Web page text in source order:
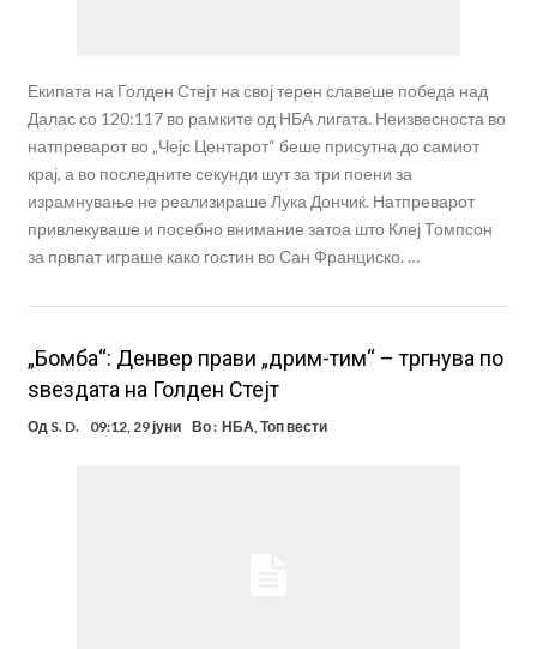
Екипата на Голден Стејт на свој терен славеше победа над
Далас со 120:117 во рамките од НБА лигата. Неизвесноста во
натпреварот во „Чејс Центарот“ беше присутна до самиот
крај, а во последните секунди шут за три поени за
израмнување не реализираше Лука Дончиќ. Натпреварот
привлекуваше и посебно внимание затоа што Клеј Томпсон
за првпат играше како гостин во Сан Франциско. …
„Бомба“: Денвер прави „дрим-тим“ – тргнува по
ѕвездата на Голден Стејт
Од S. D. 09:12, 29 јуни Во : НБА Топ вести